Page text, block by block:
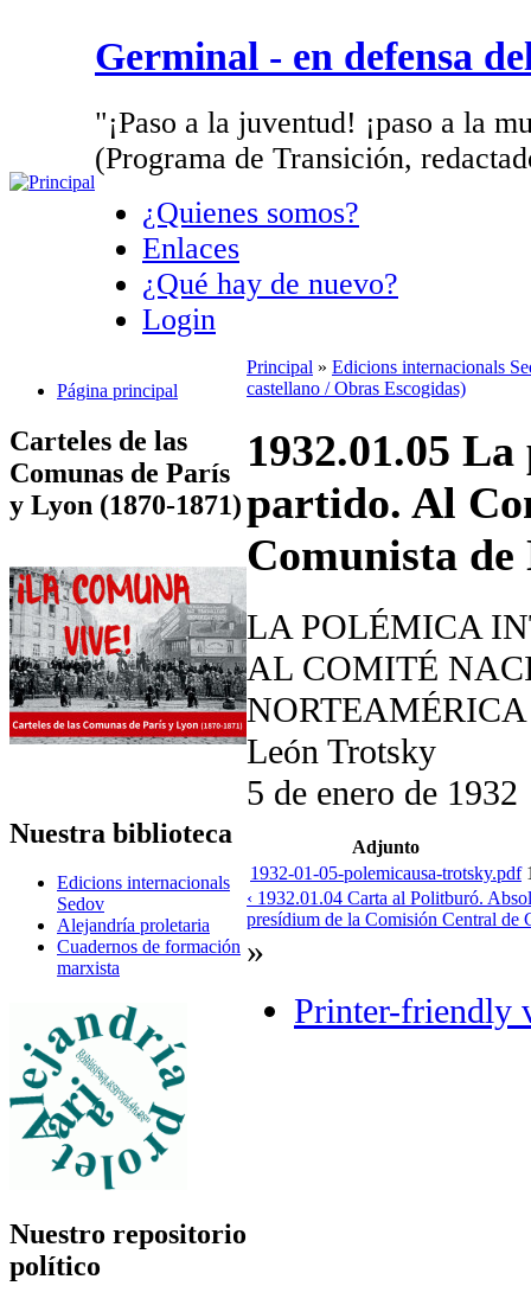
Germinal - en defensa
"¡Paso a la juventud! ¡paso a la
(Programa de Transición,
¿Quienes somos?
Enlaces
¿Qué hay de nuevo?
Login
Página principal
Carteles de las
Comunas de París
y Lyon (1870-1871)
Nuestra biblioteca
Edicions internacionals
Sedov
Alejandría proletaria
Cuadernos de formación
marxista
Nuestro repositorio
político
Principal » Edicions internacionals
castellano / Obras Escogidas)
1932.01.05
partido. Al
Comunista
LA POLÉMICA
AL COMITÉ
NORTEAMÉRICA
León Trotsky
5 de enero de 1932
Adjunto
1932-01-05-polemicausa-trotsky.pdf
‹ 1932.01.04 Carta al Politburó.
presídium de la Comisión Central de
»
Printer-friendly